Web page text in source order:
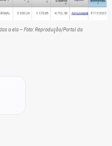
a ela – Foto: Reprodução/Portal da